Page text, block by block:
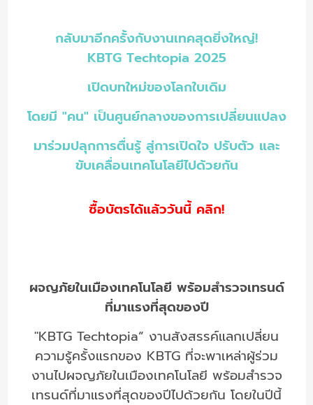
กลับมาอีกครั้งกับงานเทคสุดยิ่งใหญ่!
KBTG Techtopia 2025
เปิดบทใหม่ของโลกใบเดิม
โดยมี "คน" เป็นศูนย์กลางของการเปลี่ยนแปลง
มาร่วมปลุกการตื่นรู้ สู่การเปิดใจ ปรับตัว และ
ขับเคลื่อนเทคโนโลยีไปด้วยกัน
ซื้อบัตรได้แล้ววันนี้ คลิก!
ผจญภัยในเมืองเทคโนโลยี พร้อมสำรวจเทรนด์
ที่มาแรงที่สุดของปี
"KBTG Techtopia” งานสังสรรค์แลกเปลี่ยน
ความรู้ครั้งแรกของ KBTG ที่จะพาเหล่าผู้ร่วม
งานไปผจญภัยในเมืองเทคโนโลยี พร้อมสำรวจ
เทรนด์ที่มาแรงที่สุดของปีไปด้วยกัน โดยในปีนี้